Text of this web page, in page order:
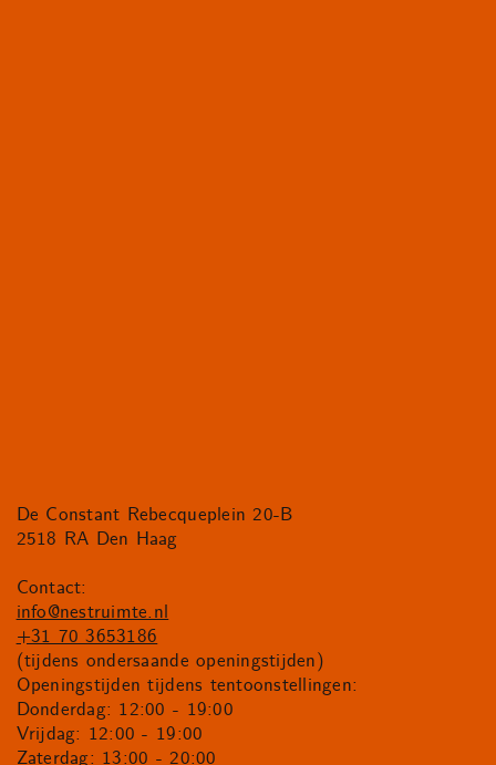
De Constant Rebecqueplein 20-B
2518 RA Den Haag
Contact:
info@nestruimte.nl
+31 70 3653186
(tijdens ondersaande openingstijden)
Openingstijden tijdens tentoonstellingen:
Donderdag: 12:00 - 19:00
Vrijdag: 12:00 - 19:00
Zaterdag: 13:00 - 20:00